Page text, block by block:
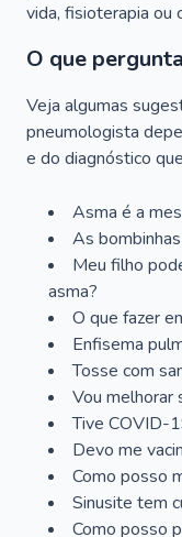
vida, fisioterapia ou
O que
Veja algumas
pneumologista
e do diagnóstico
Asma é a
As
Meu filho
asma?
O que fazer
Enfisema
Tosse com
Vou melhorar
Tive COVID-
Devo me
Como posso
Sinusite tem
Como posso